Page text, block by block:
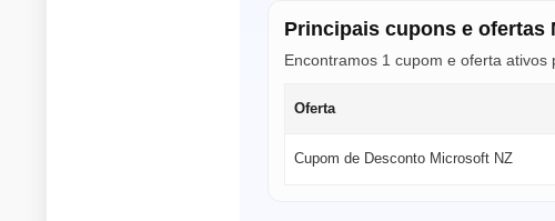
Principais cupons e ofertas
Encontramos 1 cupom e oferta ativos
Oferta
Cupom de Desconto Microsoft NZ